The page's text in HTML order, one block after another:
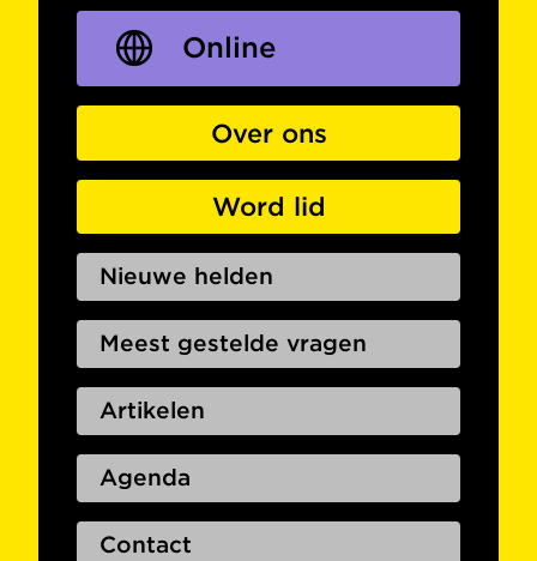
Online
Over ons
Word lid
Nieuwe helden
Meest gestelde vragen
Artikelen
Agenda
Contact